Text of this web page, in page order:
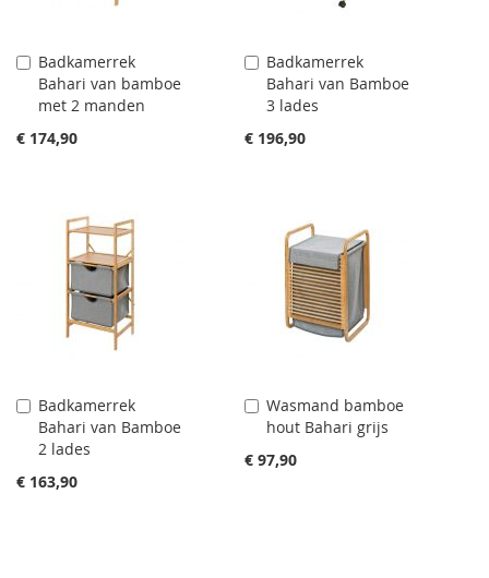
Badkamerrek
Bahari van bamboe
met 2 manden
€ 174,90
Aan
winkelwagen
toevoegen
Badkamerrek
Bahari van Bamboe
3 lades
€ 196,90
Aan
winkelwagen
toevoegen
Badkamerrek
Bahari van Bamboe
2 lades
€ 163,90
Aan
winkelwagen
toevoegen
Wasmand bamboe
hout Bahari grijs
€ 97,90
Aan
winkelwagen
toevoegen